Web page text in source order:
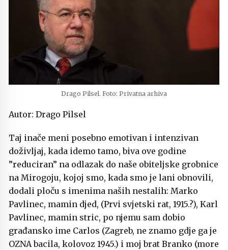
Drago Pilsel. Foto: Privatna arhiva
Autor: Drago Pilsel
Taj inače meni posebno emotivan i intenzivan
doživljaj, kada idemo tamo, biva ove godine
”reduciran” na odlazak do naše obiteljske grobnice
na Mirogoju, kojoj smo, kada smo je lani obnovili,
dodali ploču s imenima naših nestalih: Marko
Pavlinec, mamin djed, (Prvi svjetski rat, 1915.?), Karl
Pavlinec, mamin stric, po njemu sam dobio
građansko ime Carlos (Zagreb, ne znamo gdje ga je
OZNA bacila, kolovoz 1945.) i moj brat Branko (more